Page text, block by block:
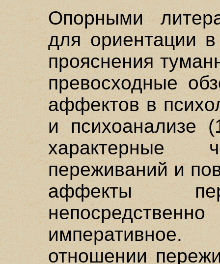
Опорными
для ориентации
прояснения
превосходные
аффектов в
и психоанализе
характерные
переживаний и
аффекты
отношении